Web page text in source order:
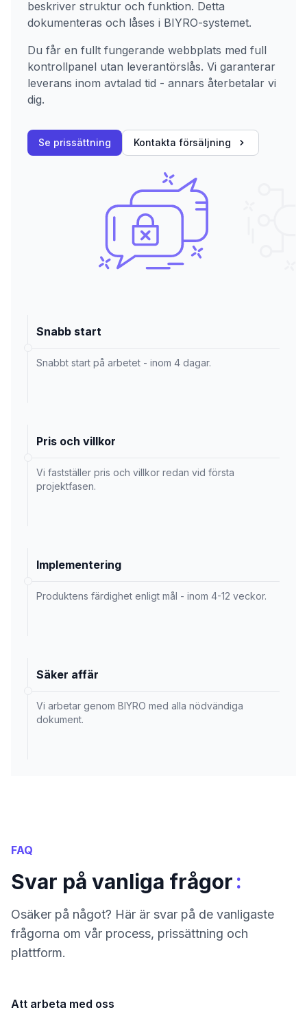
beskriver struktur och funktion. Detta
dokumenteras och låses i BIYRO-systemet.
Du får en fullt fungerande webbplats med full
kontrollpanel utan leverantörslås. Vi garanterar
leverans inom avtalad tid - annars återbetalar vi
dig.
Se prissättning Kontakta försäljning
Snabb start
Snabbt start på arbetet - inom 4 dagar.
Pris och villkor
Vi fastställer pris och villkor redan vid första
projektfasen.
Implementering
Produktens färdighet enligt mål - inom 4-12 veckor.
Säker affär
Vi arbetar genom BIYRO med alla nödvändiga
dokument.
FAQ
Svar på vanliga frågor:
Osäker på något? Här är svar på de vanligaste
frågorna om vår process, prissättning och
plattform.
Att arbeta med oss